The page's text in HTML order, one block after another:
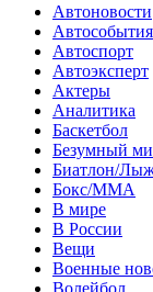
Автоновости
Автособытия
Автоспорт
Автоэксперт
Актеры
Аналитика
Баскетбол
Безумный
Биатлон/
Бокс/MMA
В мире
В России
Вещи
Военные
Волейбол